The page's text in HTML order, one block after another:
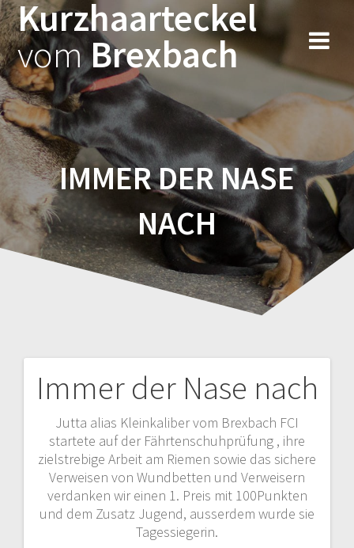
Kurzhaarteckel
vomBrexbach
IMMER DER NASE
NACH
Immer der Nase nach
Jutta alias Kleinkaliber vom Brexbach FCI
startete auf der Fährtenschuhprüfung , ihre
zielstrebige Arbeit am Riemen sowie das sichere
Verweisen von Wundbetten und Verweisern
verdanken wir einen 1. Preis mit 100Punkten
und dem Zusatz Jugend, ausserdem wurde sie
Tagessiegerin.
Beitragsnavigation